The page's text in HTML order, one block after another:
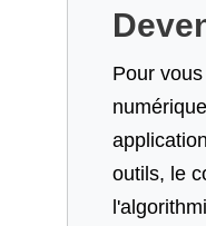
Pour
outils, le